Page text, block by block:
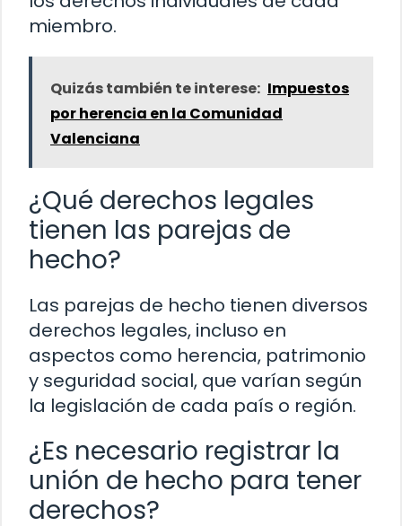
miembro.
Quizás también te interese: Impuestos
por herencia en la Comunidad
Valenciana
¿Qué derechos legales
tienen las parejas de
hecho?
Las parejas de hecho tienen diversos
derechos legales, incluso en
aspectos como herencia, patrimonio
y seguridad social, que varían según
la legislación de cada país o región.
¿Es necesario registrar la
unión de hecho para tener
derechos?